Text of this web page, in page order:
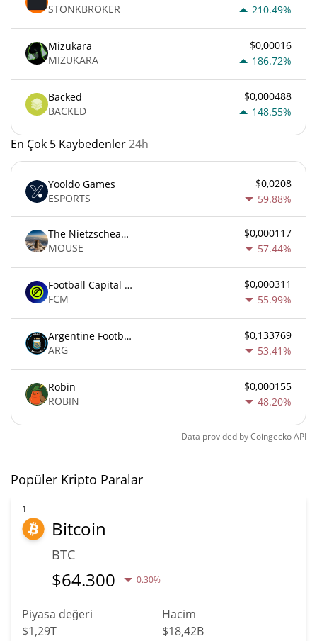
STONKBROKER
210.49%
Mizukara
MIZUKARA
$0,00016
186.72%
Backed
BACKED
$0,000488
148.55%
En Çok 5 Kaybedenler24h
Yooldo Games
ESPORTS
$0,0208
59.88%
The Nietzschean Mouse
MOUSE
$0,000117
57.44%
Football Capital Markets
FCM
$0,000311
55.99%
Argentine Football Association Fan Token
ARG
$0,133769
53.41%
Robin
ROBIN
$0,000155
48.20%
Data provided byCoingeckoAPI
Popüler Kripto Paralar
1
Bitcoin
BTC
$64.300 0.30%
Piyasa değeri
$1,29T
Hacim
$18,42B